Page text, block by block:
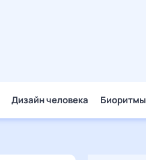
Дизайн человека Биоритмы